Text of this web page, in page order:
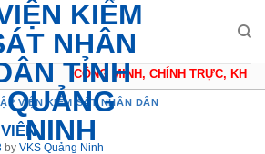
CÔNG MINH, CHÍNH TRỰC,
VIỆN KIỂM SÁT NHÂN DÂN
by VKS Quảng Ninh